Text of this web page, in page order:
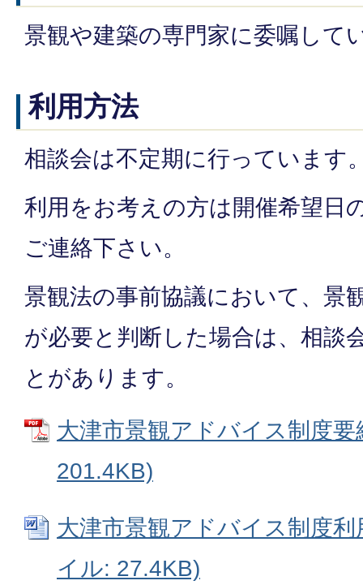
景観や建築の専門家に委嘱して
利用方法
相談会は不定期に行っています
利用をお考えの方は開催希望日
ご連絡下さい。
景観法の事前協議において、景
が必要と判断した場合は、相談
とがあります。
大津市景観アドバイス制度
201.4KB)
大津市景観アドバイス制度
イル: 27.4KB)